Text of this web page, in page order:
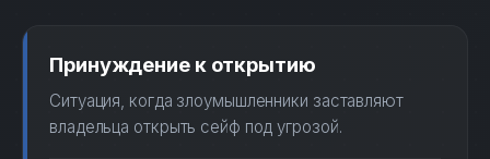
Принуждение к открытию
Ситуация, когда злоумышленники заставляют
владельца открыть сейф под угрозой.